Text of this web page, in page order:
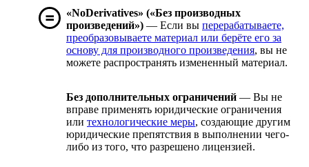
«NoDerivatives» («Без производных
произведений») — Если вы перерабатываете,
преобразовываете материал или берёте его за
основу для производного произведения, вы не
можете распространять измененный материал.
Без дополнительных ограничений — Вы не
вправе применять юридические ограничения
или технологические меры, создающие другим
юридические препятствия в выполнении чего-
либо из того, что разрешено лицензией.